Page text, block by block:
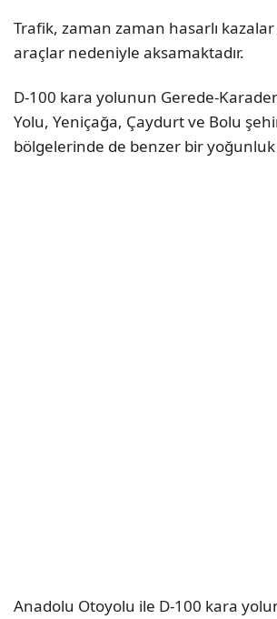
Trafik, zaman zaman hasarlı kazalar
araçlar nedeniyle aksamaktadır.
D-100 kara yolunun Gerede-
Yolu, Yeniçağa, Çaydurt ve Bolu
bölgelerinde de benzer bir yoğunluk
Anadolu Otoyolu ile D-100 kara